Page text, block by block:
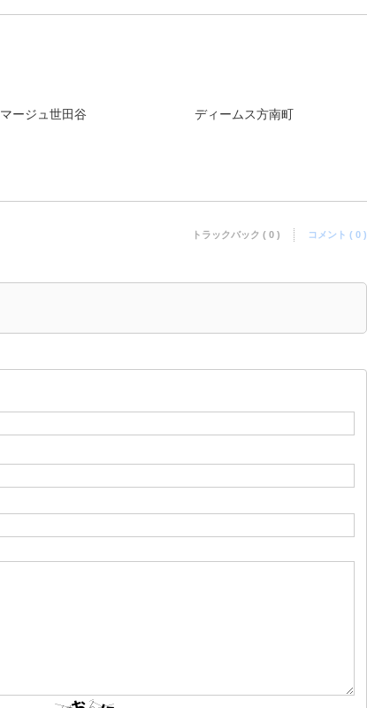
マージュ世田谷 ディームス方南町
トラックバック ( 0 ) コメント ( 0 )